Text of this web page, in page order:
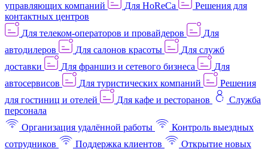
управляющих компаний
Для HoReCa
Решения для
контактных центров
Для телеком-операторов и провайдеров
Для
автодилеров
Для салонов красоты
Для служб
доставки
Для франшиз и сетевого бизнеса
Для
автосервисов
Для туристических компаний
Решения
для гостиниц и отелей
Для кафе и ресторанов
Служба
персонала
Организация удалённой работы
Контроль выездных
сотрудников
Поддержка клиентов
Открытие новых